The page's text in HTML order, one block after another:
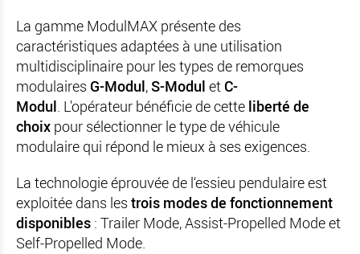
La gamme ModulMAX présente des
caractéristiques adaptées à une utilisation
multidisciplinaire pour les types de remorques
modulaires G-Modul,S-Modul et C-
Modul. L'opérateur bénéficie de cette liberté de
choix pour sélectionner le type de véhicule
modulaire qui répond le mieux à ses exigences.
La technologie éprouvée de l‘essieu pendulaire est
exploitée dans les trois modes de fonctionnement
disponibles : Trailer Mode, Assist-Propelled Mode et
Self-Propelled Mode.